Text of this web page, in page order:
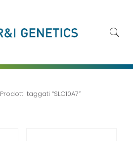
Prodotti taggati “SLC10A7”